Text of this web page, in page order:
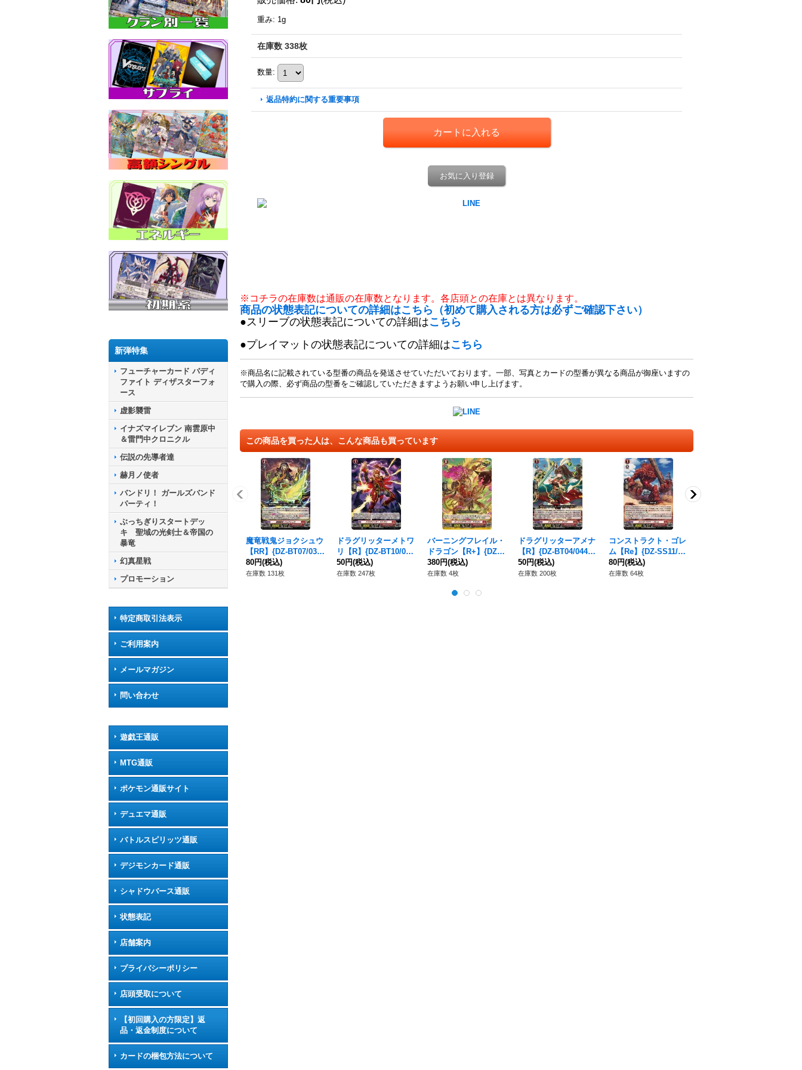
新弾特集
フューチャーカード バディ
ファイト ディザスターフォ
ース
虚影襲雷
イナズマイレブン 南雲原中
＆雷門中クロニクル
伝説の先導者達
赫月ノ使者
バンドリ！ ガールズバンド
パーティ！
ぶっちぎりスタートデッ
キ 聖域の光剣士＆帝国の
暴竜
幻真星戦
プロモーション
特定商取引法表示
ご利用案内
メールマガジン
問い合わせ
遊戯王通販
MTG通販
ポケモン通販サイト
デュエマ通販
バトルスピリッツ通販
デジモンカード通販
シャドウバース通販
状態表記
店舗案内
プライバシーポリシー
店頭受取について
【初回購入の方限定】返
品・返金制度について
カードの梱包方法について
重み: 1g
在庫数 338枚
数量:
返品特約に関する重要事項
お気に入り登録
※コチラの在庫数は通販の在庫数となります。各店頭との在庫とは異なります。
商品の状態表記についての詳細はこちら（初めて購入される方は必ずご確認下さい）
●スリーブの状態表記についての詳細はこちら
●プレイマットの状態表記についての詳細はこちら
※商品名に記載されている型番の商品を発送させていただいております。一部、写真とカードの型番が異なる商品が御座いますの
で購入の際、必ず商品の型番をご確認していただきますようお願い申し上げます。
この商品を買った人は、こんな商品も買っています
魔竜戦鬼ジョクシュウ
【RR】{DZ-BT07/030}
《ドラゴンエンパイ
ア》
80円(税込)
在庫数 131枚
ドラグリッターメトワ
リ【R】{DZ-BT10/04
5}《ドラゴンエンパイ
ア》
50円(税込)
在庫数 247枚
バーニングフレイル・
ドラゴン【R+】{DZ-B
T07/055}《ドラゴンエ
ンパイア》
380円(税込)
在庫数 4枚
ドラグリッターアメナ
【R】{DZ-BT04/044}
《ドラゴンエンパイ
ア》
50円(税込)
在庫数 200枚
コンストラクト・ゴレ
ム【Re】{DZ-SS11/Re
03}《ドラゴンエンパ
イア》
80円(税込)
在庫数 64枚